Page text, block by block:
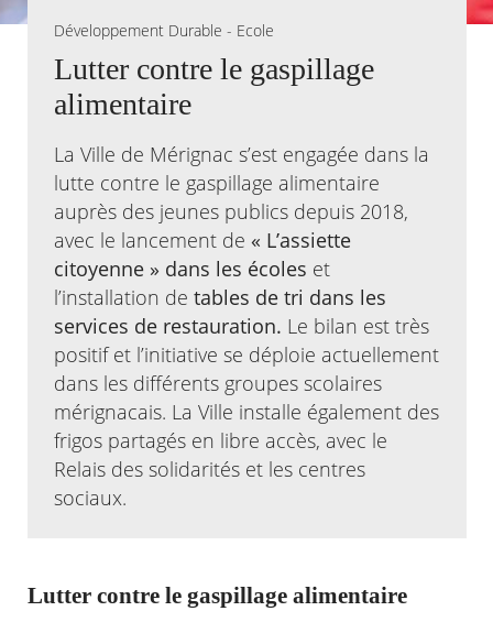
Actualités
Kiosque
Facebook
X Instagram
Youtube
Linkedin
Développement Durable - Ecole
Lutter contre le gaspillage
alimentaire
La Ville de Mérignac s’est engagée dans la
lutte contre le gaspillage alimentaire
auprès des jeunes publics depuis 2018,
avec le lancement de « L’assiette
citoyenne » dans les écoles et
l’installation de tables de tri dans les
services de restauration. Le bilan est très
positif et l’initiative se déploie actuellement
dans les différents groupes scolaires
mérignacais. La Ville installe également des
frigos partagés en libre accès, avec le
Relais des solidarités et les centres
sociaux.
Lutter contre le gaspillage alimentaire